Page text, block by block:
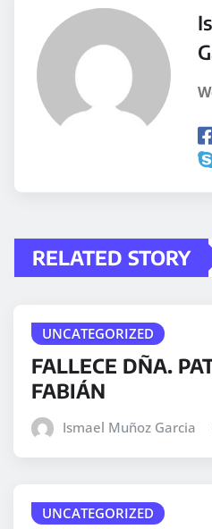
RELATED STORY
UNCATEGORIZED
FALLECE DÑA.
FABIÁN
Ismael Muñoz Garcia
UNCATEGORIZED